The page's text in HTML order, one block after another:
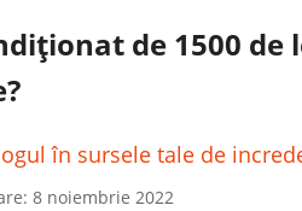
de 1500 de
în sursele tale de
8 noiembrie 2022